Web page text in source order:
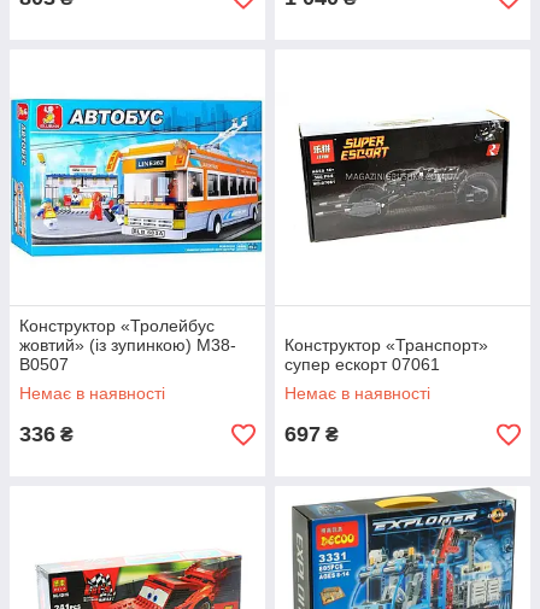
Конструктор «Тролейбус
жовтий» (із зупинкою) M38-
B0507
Немає в наявності
336 ₴
Конструктор «Транспорт»
супер ескорт 07061
Немає в наявності
697 ₴